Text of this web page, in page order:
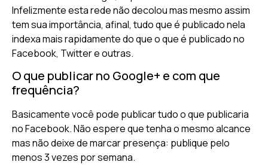
Infelizmente esta rede não decolou mas mesmo assim
tem sua importância, afinal, tudo que é publicado nela
indexa mais rapidamente do que o que é publicado no
Facebook, Twitter e outras.
O que publicar no Google+ e com que
frequência?
Basicamente você pode publicar tudo o que publicaria
no Facebook. Não espere que tenha o mesmo alcance
mas não deixe de marcar presença: publique pelo
menos 3 vezes por semana.